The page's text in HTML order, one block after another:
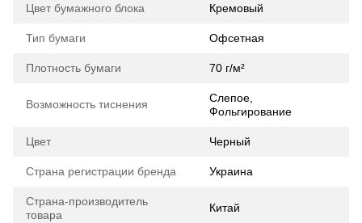
Цвет бумажного блока Кремовый
Тип бумаги Офсетная
Плотность бумаги 70 г/м²
Возможность тиснения
Слепое,
Фольгирование
Цвет Черный
Страна регистрации бренда Украина
Страна-производитель
товара
Китай